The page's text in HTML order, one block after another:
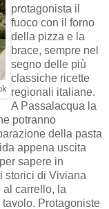
protagonista il
fuoco con il forno
della pizza e la
brace, sempre nel
segno delle più
classiche ricette
regionali italiane.
A Passalacqua la
potranno
della pasta
appena uscita
sapere in
storici di Viviana
carrello, la
Protagoniste